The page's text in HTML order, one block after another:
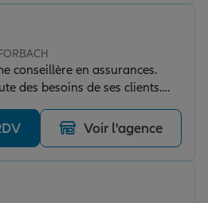
conseillère en assurances.
des besoins de ses clients.
à divers contrats que
(contrairement à d'autres
qui l'accompagne au top, très
de questions ou autres. Merci
Voir l'agence